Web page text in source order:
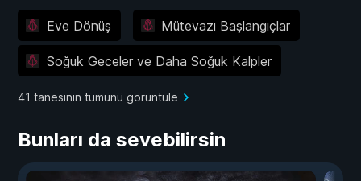
Eve Dönüş Mütevazı Başlangıçlar
Soğuk Geceler ve Daha Soğuk Kalpler
41 tanesinin tümünü görüntüle
Bunları da sevebilirsin